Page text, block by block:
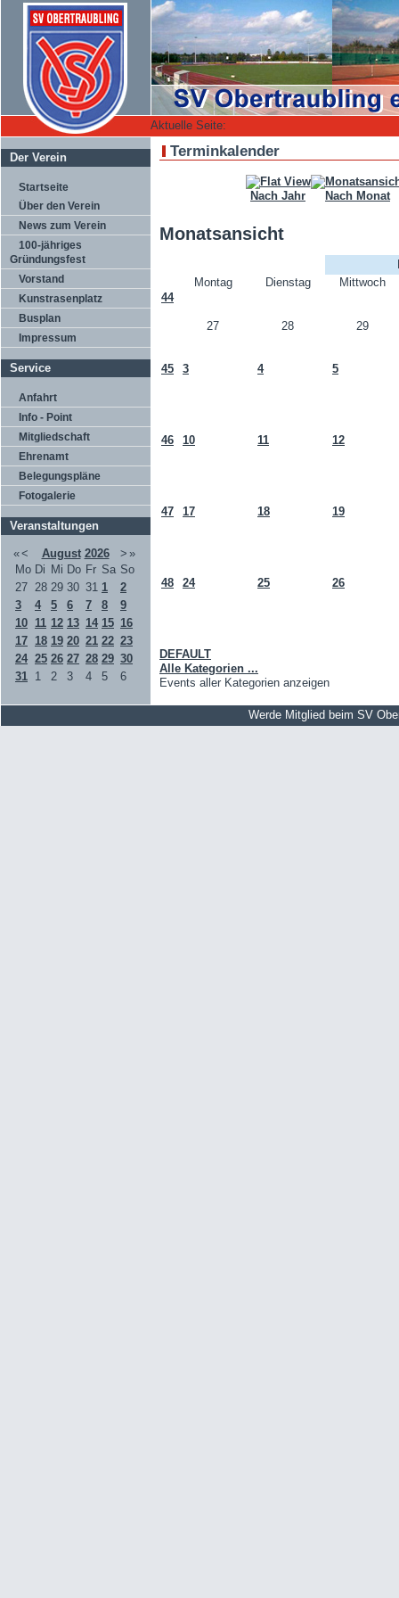
Aktuelle Seite:
Der Verein
Startseite
Über den Verein
News zum Verein
100-jähriges
Gründungsfest
Vorstand
Kunstrasenplatz
Busplan
Impressum
Service
Anfahrt
Info - Point
Mitgliedschaft
Ehrenamt
Belegungspläne
Fotogalerie
Veranstaltungen
«< August 2026 > »
Mo Di Mi Do Fr Sa So
27 28 29 30 31 1
2
3
4 5 6 7 8
9
10 11 12 13 14 15 16
17 18 19 20 21 22 23
24 25 26 27 28 29 30
31 1 2 3 4 5 6
Terminkalender
Nach Jahr Nach Monat
Monatsansicht
Montag
Dienstag
Mittwoch
44
27 28 29
45 3 4 5
46 10 11 12
47 17 18 19
48 24 25 26
DEFAULT
Alle Kategorien ...
Events aller Kategorien anzeigen
Werde Mitglied beim SV